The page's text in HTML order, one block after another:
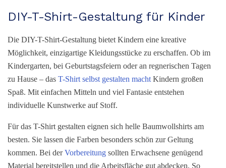
DIY-T-Shirt-Gestaltung für Kinder
Die DIY-T-Shirt-Gestaltung bietet Kindern eine kreative
Möglichkeit, einzigartige Kleidungsstücke zu erschaffen. Ob im
Kindergarten, bei Geburtstagsfeiern oder an regnerischen Tagen
zu Hause – das T-Shirt selbst gestalten macht Kindern großen
Spaß. Mit einfachen Mitteln und viel Fantasie entstehen
individuelle Kunstwerke auf Stoff.
Für das T-Shirt gestalten eignen sich helle Baumwollshirts am
besten. Sie lassen die Farben besonders schön zur Geltung
kommen. Bei derVorbereitung sollten Erwachsene genügend
Material bereitstellen und die Arbeitsfläche gut abdecken. So